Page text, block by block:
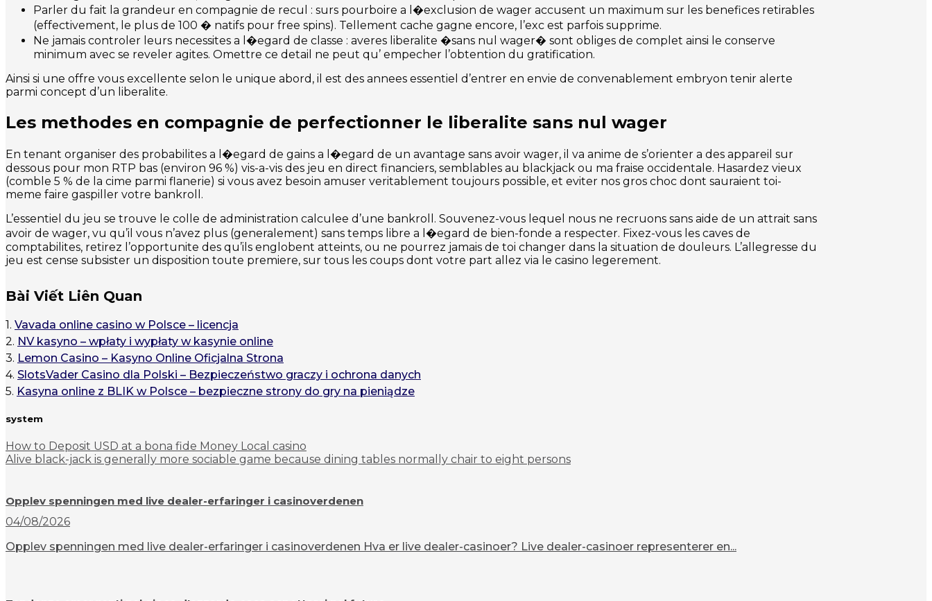
Parler du fait la grandeur en compagnie de recul : surs pourboire a l�exclusion de wager accusent un maximum sur les benefices retirables
(effectivement, le plus de 100 � natifs pour free spins). Tellement cache gagne encore, l’exc est parfois supprime.
Ne jamais controler leurs necessites a l�egard de classe : averes liberalite �sans nul wager� sont obliges de complet ainsi le conserve
minimum avec se reveler agites. Omettre ce detail ne peut qu’ empecher l’obtention du gratification.
Ainsi si une offre vous excellente selon le unique abord, il est des annees essentiel d’entrer en envie de convenablement embryon tenir alerte
parmi concept d’un liberalite.
Les methodes en compagnie de perfectionner le liberalite sans nul wager
En tenant organiser des probabilites a l�egard de gains a l�egard de un avantage sans avoir wager, il va anime de s’orienter a des appareil sur
dessous pour mon RTP bas (environ 96 %) vis-a-vis des jeu en direct financiers, semblables au blackjack ou ma fraise occidentale. Hasardez vieux
(comble 5 % de la cime parmi flanerie) si vous avez besoin amuser veritablement toujours possible, et eviter nos gros choc dont sauraient toi-
meme faire gaspiller votre bankroll.
L’essentiel du jeu se trouve le colle de administration calculee d’une bankroll. Souvenez-vous lequel nous ne recruons sans aide de un attrait sans
avoir de wager, vu qu’il vous n’avez plus (generalement) sans temps libre a l�egard de bien-fonde a respecter. Fixez-vous les caves de
comptabilites, retirez l’opportunite des qu’ils englobent atteints, ou ne pourrez jamais de toi changer dans la situation de douleurs. L’allegresse du
jeu est cense subsister un disposition toute premiere, sur tous les coups dont votre part allez via le casino legerement.
Bài Viết Liên Quan
1. Vavada online casino w Polsce – licencja
2. NV kasyno – wpłaty i wypłaty w kasynie online
3. Lemon Casino – Kasyno Online Oficjalna Strona
4. SlotsVader Casino dla Polski – Bezpieczeństwo graczy i ochrona danych
5. Kasyna online z BLIK w Polsce – bezpieczne strony do gry na pieniądze
system
How to Deposit USD at a bona fide Money Local casino
Alive black-jack is generally more sociable game because dining tables normally chair to eight persons
Opplev spenningen med live dealer-erfaringer i casinoverdenen
04/08/2026
Opplev spenningen med live dealer-erfaringer i casinoverdenen Hva er live dealer-casinoer? Live dealer-casinoer representerer en...